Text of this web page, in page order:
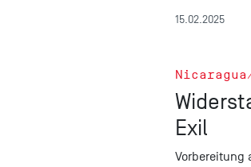
15.02.2025
Exil
Vorbereitung